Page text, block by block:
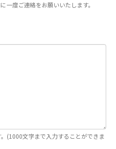
度ご連絡をお願いいたします。
(1000文字まで入力することができま